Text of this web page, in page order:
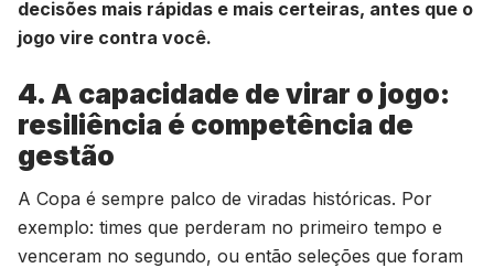
decisões mais rápidas e mais certeiras, antes que o
jogo vire contra você.
4. A capacidade de virar o jogo:
resiliência é competência de
gestão
A Copa é sempre palco de viradas históricas. Por
exemplo: times que perderam no primeiro tempo e
venceram no segundo, ou então seleções que foram